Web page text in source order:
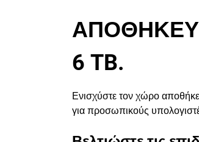
6 TB.
Ενισχύστε τον χώρο
για προσωπικούς